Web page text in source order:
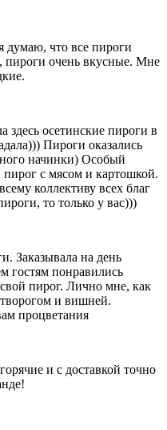
думаю, что все пироги
пироги очень вкусные. Мне
здесь осетинские пироги в
Пироги оказались
начинки) Особый
пирог с мясом и картошкой.
коллективу всех благ
то только у вас)))
Заказывала на день
гостям понравились
пирог. Лично мне, как
и вишней.
процветания
и с доставкой точно